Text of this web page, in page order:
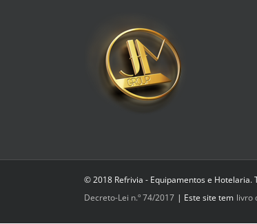
© 2018 Refrivia - Equipamentos e Hotelaria.
Decreto-Lei n.º 74/2017 | Este site tem livro